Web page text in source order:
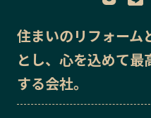
栃木エリア
埼玉エリア
東京23区エリア
住まいのリフォーム
とし、心を込めて最
する会社。